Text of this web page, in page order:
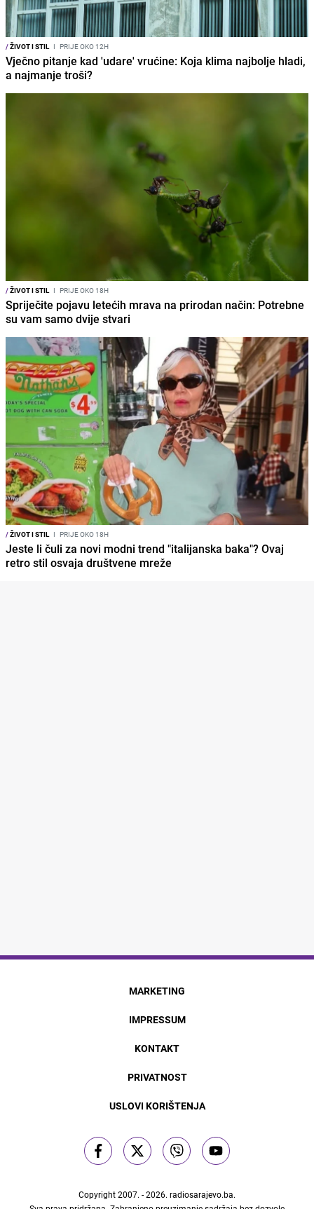
/ŽIVOT I STIL I PRIJE OKO 12H
Vječno pitanje kad 'udare' vrućine: Koja klima najbolje hladi,
a najmanje troši?
/ŽIVOT I STIL I PRIJE OKO 18H
Spriječite pojavu letećih mrava na prirodan način: Potrebne
su vam samo dvije stvari
/ŽIVOT I STIL I PRIJE OKO 18H
Jeste li čuli za novi modni trend "italijanska baka"? Ovaj
retro stil osvaja društvene mreže
MARKETING
IMPRESSUM
KONTAKT
PRIVATNOST
USLOVI KORIŠTENJA
Copyright 2007. - 2026. radiosarajevo.ba.